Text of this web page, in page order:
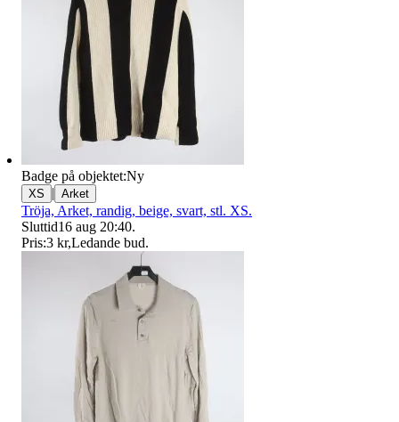
Badge på objektet:Ny
XS | Arket
Tröja, Arket, randig, beige, svart, stl. XS.
Sluttid16 aug 20:40.
Pris:3 kr,Ledande bud.